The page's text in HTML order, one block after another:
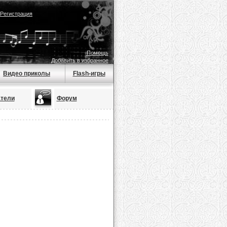
Регистрация
Помощь
Добавить в избранное
Видео приколы Flash-игры
Форум